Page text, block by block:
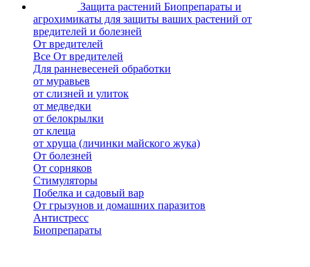
Защита растений Биопрепараты и
агрохимикаты для защиты ваших растений от
вредителей и болезней
От вредителей
Все От вредителей
Для ранневесеней обработки
от муравьев
от слизней и улиток
от медведки
от белокрылки
от клеща
от хруща (личинки майского жука)
От болезней
От сорняков
Стимуляторы
Побелка и садовый вар
От грызунов и домашних паразитов
Антистресс
Биопрепараты